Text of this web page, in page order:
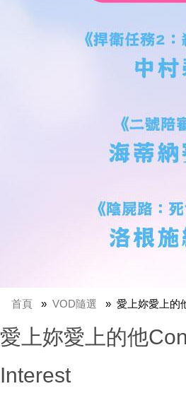
首頁 VOD隨選 愛上妳愛上的
愛上妳愛上的他
Interest